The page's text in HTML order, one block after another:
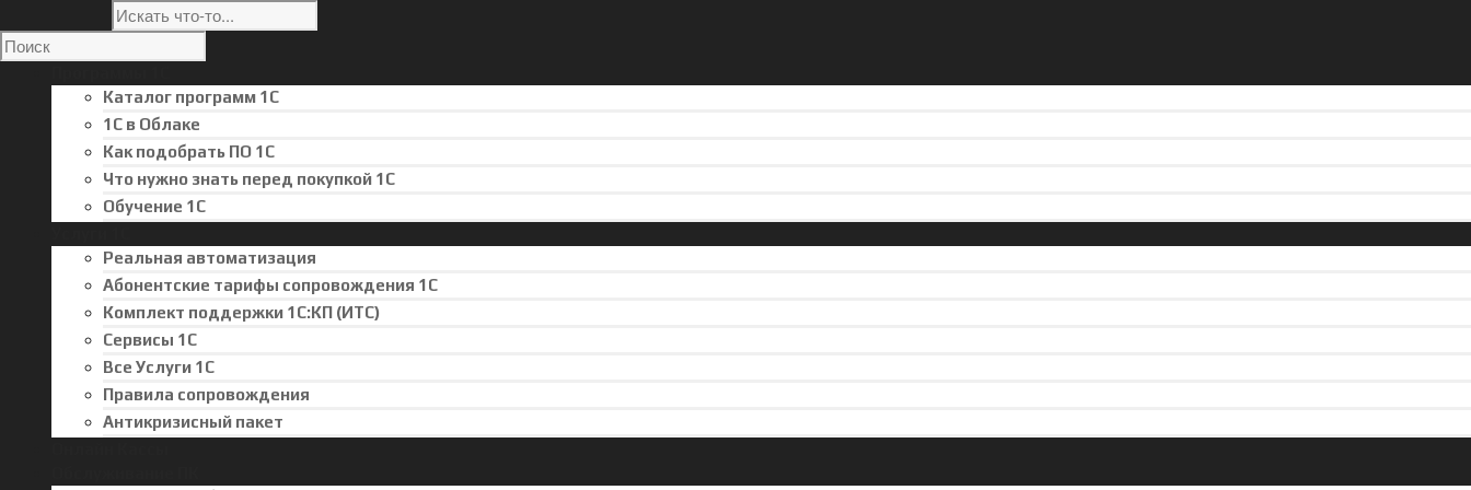
Каталог программ 1С
1С в Облаке
Как подобрать ПО 1С
Что нужно знать перед покупкой 1С
Обучение 1С
Реальная автоматизация
Абонентские тарифы сопровождения 1С
Комплект поддержки 1С:КП (ИТС)
Сервисы 1С
Все Услуги 1С
Правила сопровождения
Антикризисный пакет